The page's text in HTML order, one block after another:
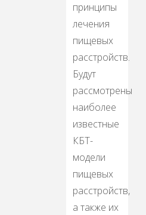
принципы
лечения
пищевых
расстройств.
Будут
рассмотрены
наиболее
известные
КБТ-
модели
пищевых
расстройств,
а также их